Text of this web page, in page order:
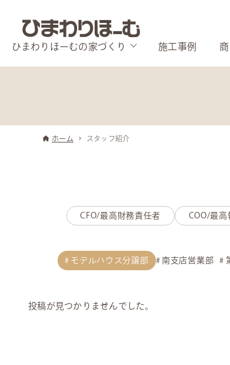
ひまわりほーむの家づくり 施工事例
ホーム スタッフ紹介
CFO/最高財務責任者 COO/最高
モデルハウス分譲部 南支店営業部
投稿が見つかりませんでした。